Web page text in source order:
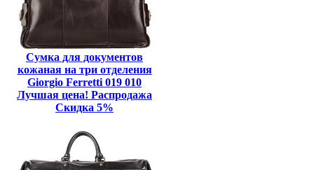
Сумка для документов
кожаная на три отделения
Giorgio Ferretti 019 010
Лучшая цена! Распродажа
Скидка 5%